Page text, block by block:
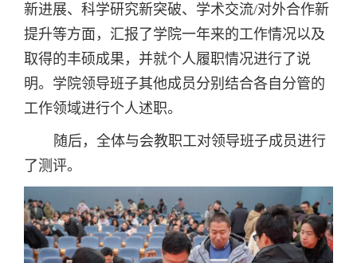
新进展、科学研究新突破、学术交流/对外合作新
提升等方面，汇报了学院一年来的工作情况以及
取得的丰硕成果，并就个人履职情况进行了说
明。学院领导班子其他成员分别结合各自分管的
工作领域进行个人述职。
随后，全体与会教职工对领导班子成员进行
了测评。